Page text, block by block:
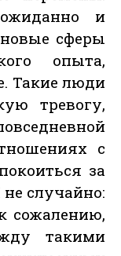
и
сферы
опыта,
Такие люди
тревогу,
с
за
случайно:
сожалению,
такими